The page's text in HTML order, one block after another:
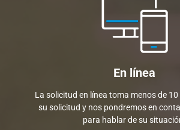
En línea
La solicitud en línea toma menos de
su solicitud y nos pondremos en
para hablar de su